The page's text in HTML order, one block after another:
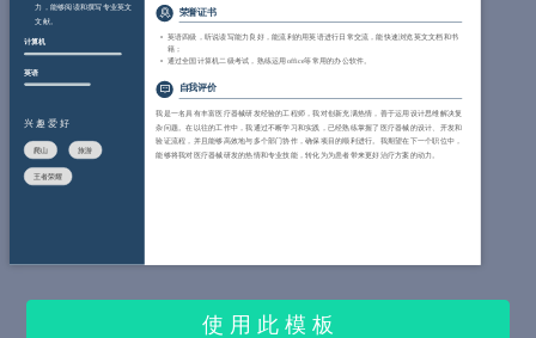
力，能够阅读和撰写专业英文
文献。
计算机
英语
兴趣爱好
爬山 旅游
王者荣耀
荣誉证书
英语四级，听说读写能力良好，能流利的用英语进行日常交流，能快速浏览英文文档和书
籍；
通过全国计算机二级考试，熟练运用office等常用的办公软件。
自我评价
我是一名具有丰富医疗器械研发经验的工程师，我对创新充满热情，善于运用设计思维解决复
杂问题。在以往的工作中，我通过不断学习和实践，已经熟练掌握了医疗器械的设计、开发和
验证流程，并且能够高效地与多个部门协作，确保项目的顺利进行。我期望在下一个职位中，
能够将我对医疗器械研发的热情和专业技能，转化为为患者带来更好治疗方案的动力。
使 用 此 模 板